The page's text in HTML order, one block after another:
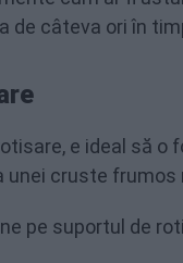
de câteva ori în
e ideal să
unei cruste
pe suportul de